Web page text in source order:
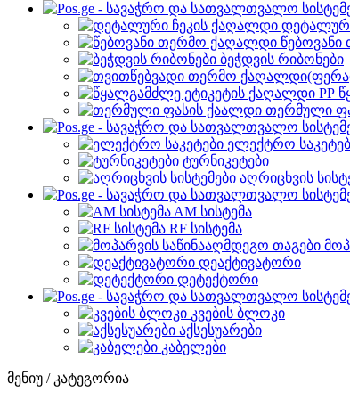
ბეჭდვის რიბონები
თერმული
ელექტრო
ტურნიკეტები
აღრიცხვის
AM სისტემა
RF სისტემა
დეაქტივატორი
დეტექტორი
კვების ბლოკი
აქსესუარები
კაბელები
მენიუ / კატეგორია